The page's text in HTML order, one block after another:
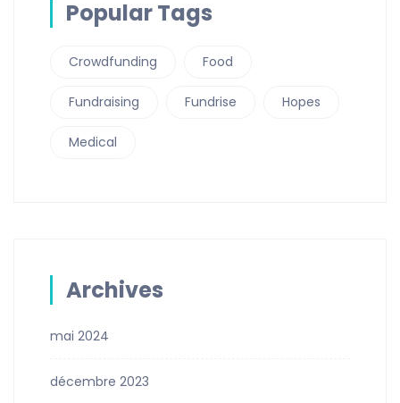
Popular Tags
Crowdfunding Food
Fundraising Fundrise Hopes
Medical
Archives
mai 2024
décembre 2023